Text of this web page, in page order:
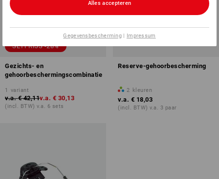
SETPRIJS -28%
Gezichts- en
gehoorbeschermingscombinatie
1 variant
v.a. € 42,11v.a. € 30,13
(incl. BTW) v.a. 6 sets
Reserve-gehoorbescherming
2 kleuren
v.a. € 18,03
(incl. BTW) v.a. 3 paar
Alles accepteren
Gegevensbescherming | Impressum